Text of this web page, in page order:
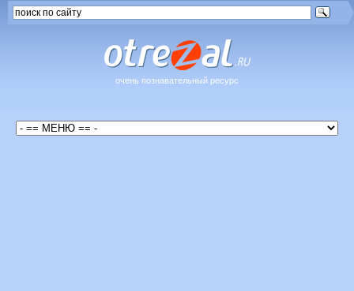
очень познавательный ресурс